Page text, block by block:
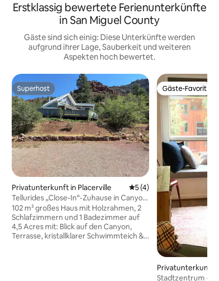
Erstklassig bewertete Ferienunterkünfte
in San Miguel County
Gäste sind sich einig: Diese Unterkünfte werden
aufgrund ihrer Lage, Sauberkeit und weiteren
Aspekten hoch bewertet.
Superhost
Superhost
Privatunterkunft in Placerville Durchschnittliche
5 (4)
Tellurides „Close-In“-Zuhause in Canyon
Country.
102 m² großes Haus mit Holzrahmen, 2
Schlafzimmern und 1 Badezimmer auf
4,5 Acres mit: Blick auf den Canyon,
Terrasse, kristallklarer Schwimmteich &
Gäste-Favorit
Gäste-Favorit
Privatunterkunft
Stadtzentrum - 1